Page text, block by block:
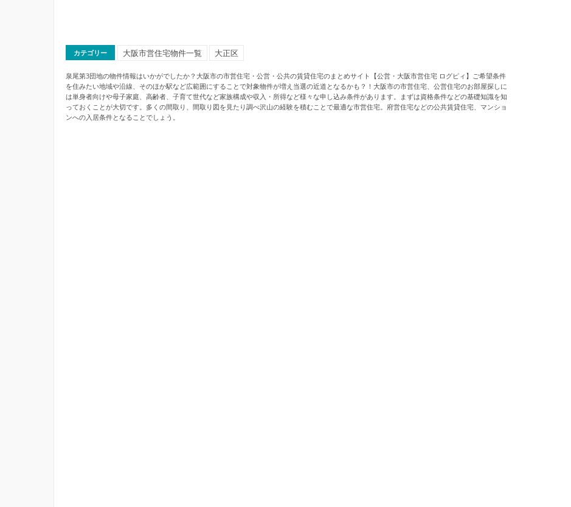
カテゴリー 大阪市営住宅物件一覧 大正区
泉尾第3団地の物件情報はいかがでしたか？大阪市の市営住宅・公営・公共の賃貸住宅のまとめサイト【公営・大阪市営住宅 ログピィ】ご希望条件
を住みたい地域や沿線、そのほか駅など広範囲にすることで対象物件が増え当選の近道となるかも？！大阪市の市営住宅、公営住宅のお部屋探しに
は単身者向けや母子家庭、高齢者、子育て世代など家族構成や収入・所得など様々な申し込み条件があります。まずは資格条件などの基礎知識を知
っておくことが大切です。多くの間取り、間取り図を見たり調べ沢山の経験を積むことで最適な市営住宅。府営住宅などの公共賃貸住宅、マンショ
ンへの入居条件となることでしょう。